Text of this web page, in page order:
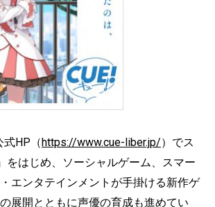
式HP（https://www.cue-liber.jp/）でス
はじめ、ソーシャルゲーム、スマー
エンタテインメントが手掛ける新作ゲ
展開とともに声優の育成も進めてい